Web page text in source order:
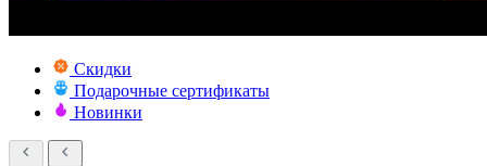
Скидки
Подарочные сертификаты
Новинки